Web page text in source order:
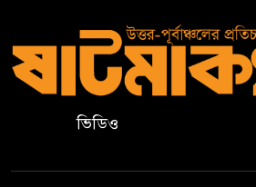
মাদ্রাসা
ব্যবহারের
ভিডিও